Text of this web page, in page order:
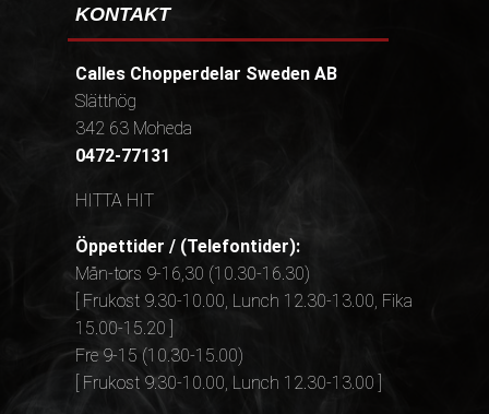
KONTAKT
Calles Chopperdelar Sweden AB
Slätthög
342 63 Moheda
0472-77131
HITTA HIT
Öppettider / (Telefontider):
Mån-tors 9-16,30 (10.30-16.30)
[ Frukost 9.30-10.00, Lunch 12.30-13.00, Fika
15.00-15.20 ]
Fre 9-15 (10.30-15.00)
[ Frukost 9.30-10.00, Lunch 12.30-13.00 ]